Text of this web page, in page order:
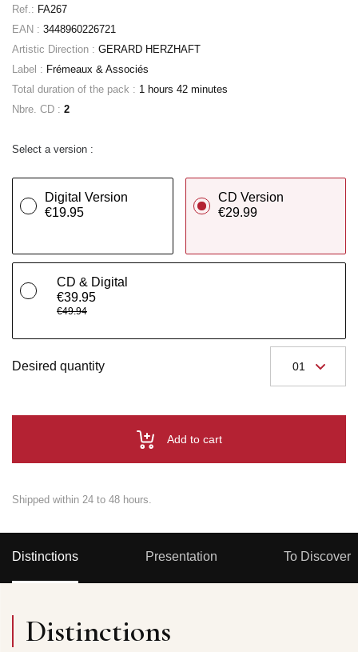
Ref.: FA267
EAN : 3448960226721
Artistic Direction : GERARD HERZHAFT
Label : Frémeaux & Associés
Total duration of the pack : 1 hours 42 minutes
Nbre. CD : 2
Select a version :
Digital Version
€19.95
CD Version
€29.99
CD & Digital
€39.95
€49.94
Desired quantity
Add to cart
Shipped within 24 to 48 hours.
Distinctions Presentation To Discover
Distinctions